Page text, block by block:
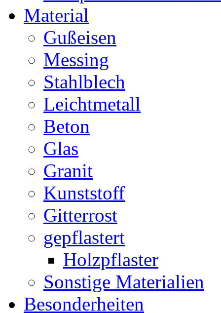
Material
Gußeisen
Messing
Stahlblech
Leichtmetall
Beton
Glas
Granit
Kunststoff
Gitterrost
gepflastert
Holzpflaster
Sonstige Materialien
Besonderheiten